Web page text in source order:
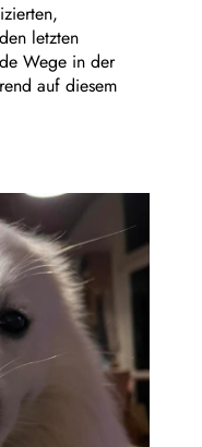
letzten
Wege in der
auf diesem